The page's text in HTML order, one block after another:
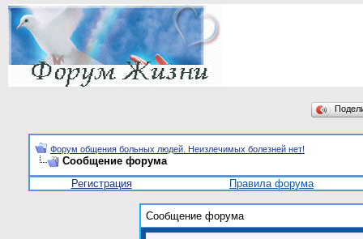
Форум общения больных людей. Неизлечимых болезней нет!
Сообщение форума
Регистрация
Правила форума
Сообщение форума